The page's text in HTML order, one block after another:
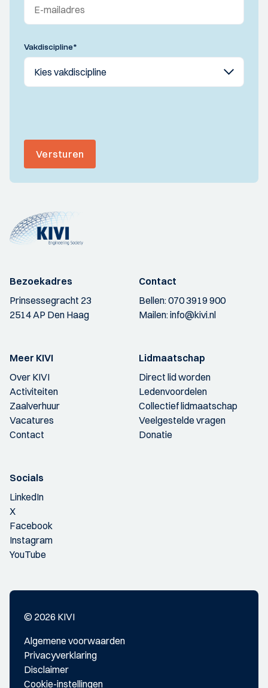
Vakdiscipline*
Versturen
Bezoekadres
Prinsessegracht 23
2514 AP Den Haag
Contact
Bellen:070 3919 900
Mailen:info@kivi.nl
Meer KIVI
Over KIVI
Activiteiten
Zaalverhuur
Vacatures
Contact
Lidmaatschap
Direct lid worden
Ledenvoordelen
Collectief lidmaatschap
Veelgestelde vragen
Donatie
Socials
LinkedIn
X
Facebook
Instagram
YouTube
© 2026 KIVI
Algemene voorwaarden
Privacyverklaring
Disclaimer
Cookie-instellingen